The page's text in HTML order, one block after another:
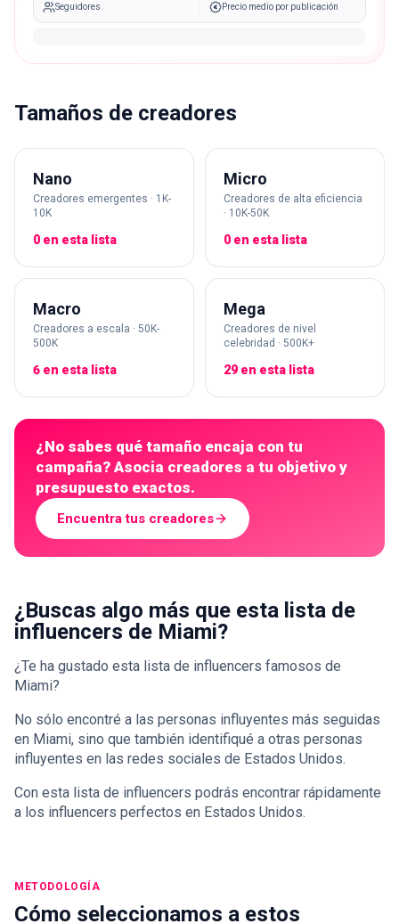
Seguidores Precio medio por publicación
Tamaños de creadores
Nano
Creadores emergentes · 1K-
10K
0 en esta lista
Micro
Creadores de alta eficiencia
· 10K-50K
0 en esta lista
Macro
Creadores a escala · 50K-
500K
6 en esta lista
Mega
Creadores de nivel
celebridad · 500K+
29 en esta lista
¿No sabes qué tamaño encaja con tu
campaña? Asocia creadores a tu objetivo y
presupuesto exactos.
Encuentra tus creadores
¿Buscas algo más que esta lista de
influencers de Miami?
¿Te ha gustado esta lista de influencers famosos de
Miami?
No sólo encontré a las personas influyentes más seguidas
en Miami, sino que también identifiqué a otras personas
influyentes en las redes sociales de Estados Unidos.
Con esta lista de influencers podrás encontrar rápidamente
a los influencers perfectos en Estados Unidos.
METODOLOGÍA
Cómo seleccionamos a estos